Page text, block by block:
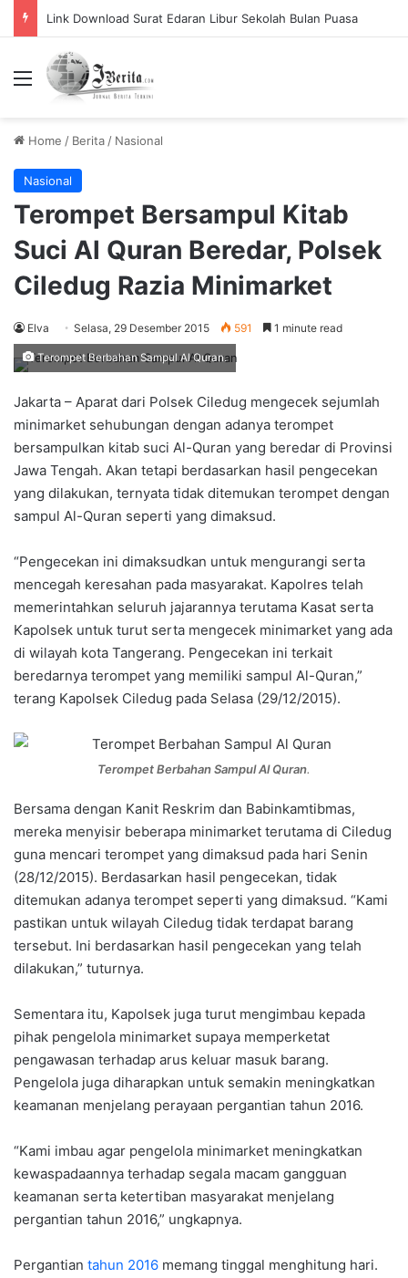
Menu
Home / Berita / Nasional
Nasional
Terompet Bersampul Kitab
Suci Al Quran Beredar, Polsek
Ciledug Razia Minimarket
Elva Selasa, 29 Desember 2015 591 1 minute read
Terompet Berbahan Sampul Al Quran.
Jakarta – Aparat dari Polsek Ciledug mengecek sejumlah
minimarket sehubungan dengan adanya terompet
bersampulkan kitab suci Al-Quran yang beredar di Provinsi
Jawa Tengah. Akan tetapi berdasarkan hasil pengecekan
yang dilakukan, ternyata tidak ditemukan terompet dengan
sampul Al-Quran seperti yang dimaksud.
“Pengecekan ini dimaksudkan untuk mengurangi serta
mencegah keresahan pada masyarakat. Kapolres telah
memerintahkan seluruh jajarannya terutama Kasat serta
Kapolsek untuk turut serta mengecek minimarket yang ada
di wilayah kota Tangerang. Pengecekan ini terkait
beredarnya terompet yang memiliki sampul Al-Quran,”
terang Kapolsek Ciledug pada Selasa (29/12/2015).
Terompet Berbahan Sampul Al Quran.
Bersama dengan Kanit Reskrim dan Babinkamtibmas,
mereka menyisir beberapa minimarket terutama di Ciledug
guna mencari terompet yang dimaksud pada hari Senin
(28/12/2015). Berdasarkan hasil pengecekan, tidak
ditemukan adanya terompet seperti yang dimaksud. “Kami
pastikan untuk wilayah Ciledug tidak terdapat barang
tersebut. Ini berdasarkan hasil pengecekan yang telah
dilakukan,” tuturnya.
Sementara itu, Kapolsek juga turut mengimbau kepada
pihak pengelola minimarket supaya memperketat
pengawasan terhadap arus keluar masuk barang.
Pengelola juga diharapkan untuk semakin meningkatkan
keamanan menjelang perayaan pergantian tahun 2016.
“Kami imbau agar pengelola minimarket meningkatkan
kewaspadaannya terhadap segala macam gangguan
keamanan serta ketertiban masyarakat menjelang
pergantian tahun 2016,” ungkapnya.
Pergantian tahun 2016 memang tinggal menghitung hari.